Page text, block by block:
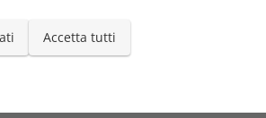
Accetta tutti